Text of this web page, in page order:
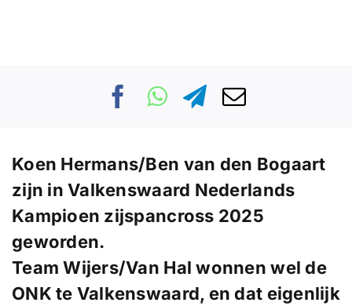
Koen Hermans/Ben van den Bogaart
zijn in Valkenswaard Nederlands
Kampioen zijspancross 2025
geworden.
Team Wijers/Van Hal wonnen wel de
ONK te Valkenswaard, en dat eigenlijk